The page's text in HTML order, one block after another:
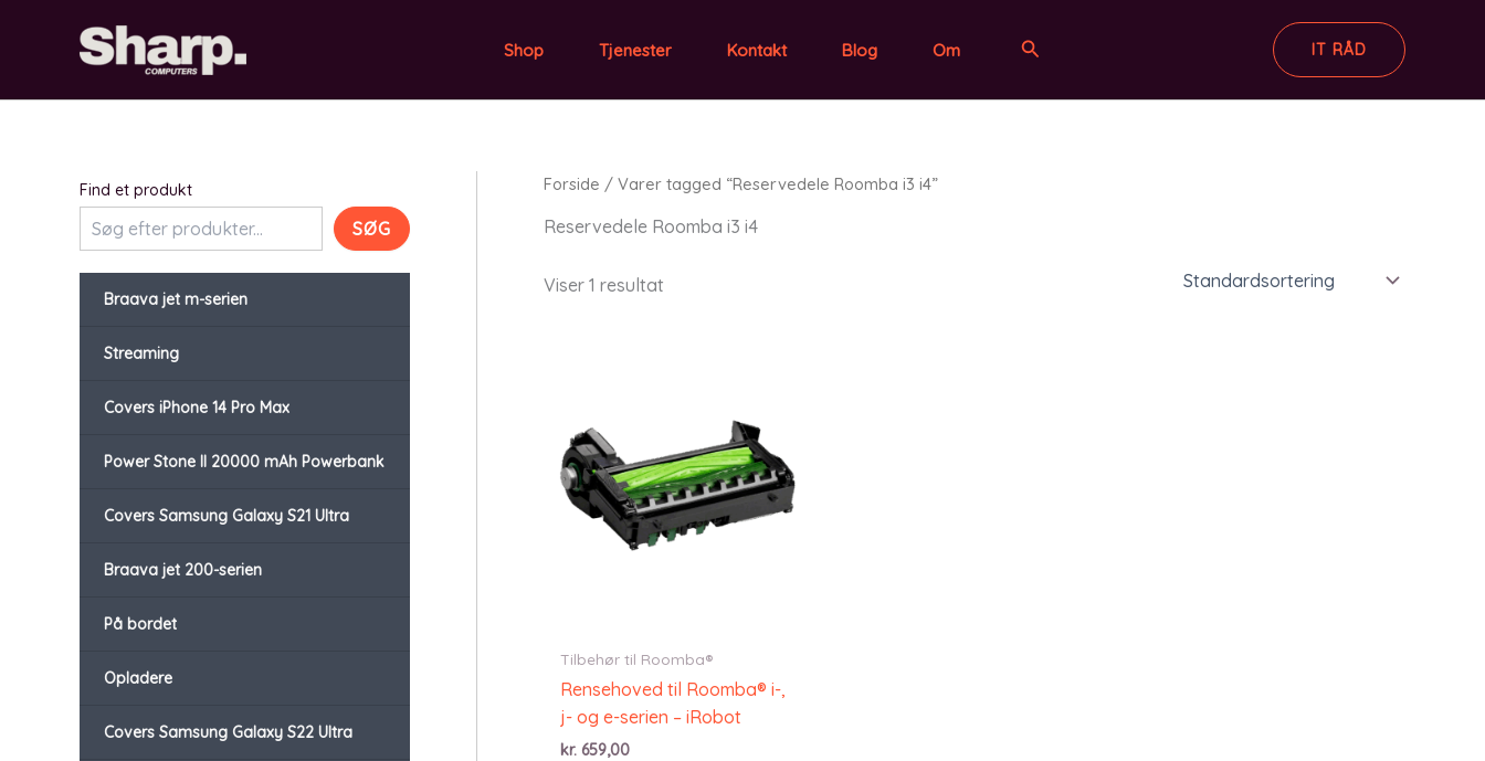
Shop Tjenester Kontakt Blog Om Søg IT RÅD
Find et produkt
SØG
Braava jet m-serien
Streaming
Covers iPhone 14 Pro Max
Power Stone II 20000 mAh Powerbank
Covers Samsung Galaxy S21 Ultra
Braava jet 200-serien
På bordet
Opladere
Covers Samsung Galaxy S22 Ultra
Forside / Varer tagged “Reservedele Roomba i3 i4”
Reservedele Roomba i3 i4
Viser 1 resultat
Tilbehør til Roomba®
Rensehoved til Roomba® i-,
j- og e-serien – iRobot
kr. 659,00